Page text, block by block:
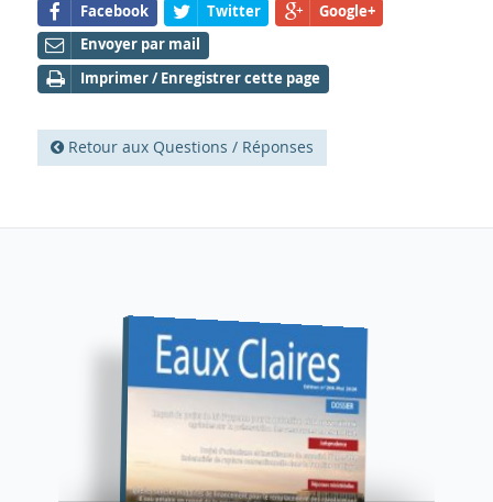
Facebook Twitter
Google+
Envoyer par mail
Imprimer / Enregistrer cette page
Retour aux Questions / Réponses